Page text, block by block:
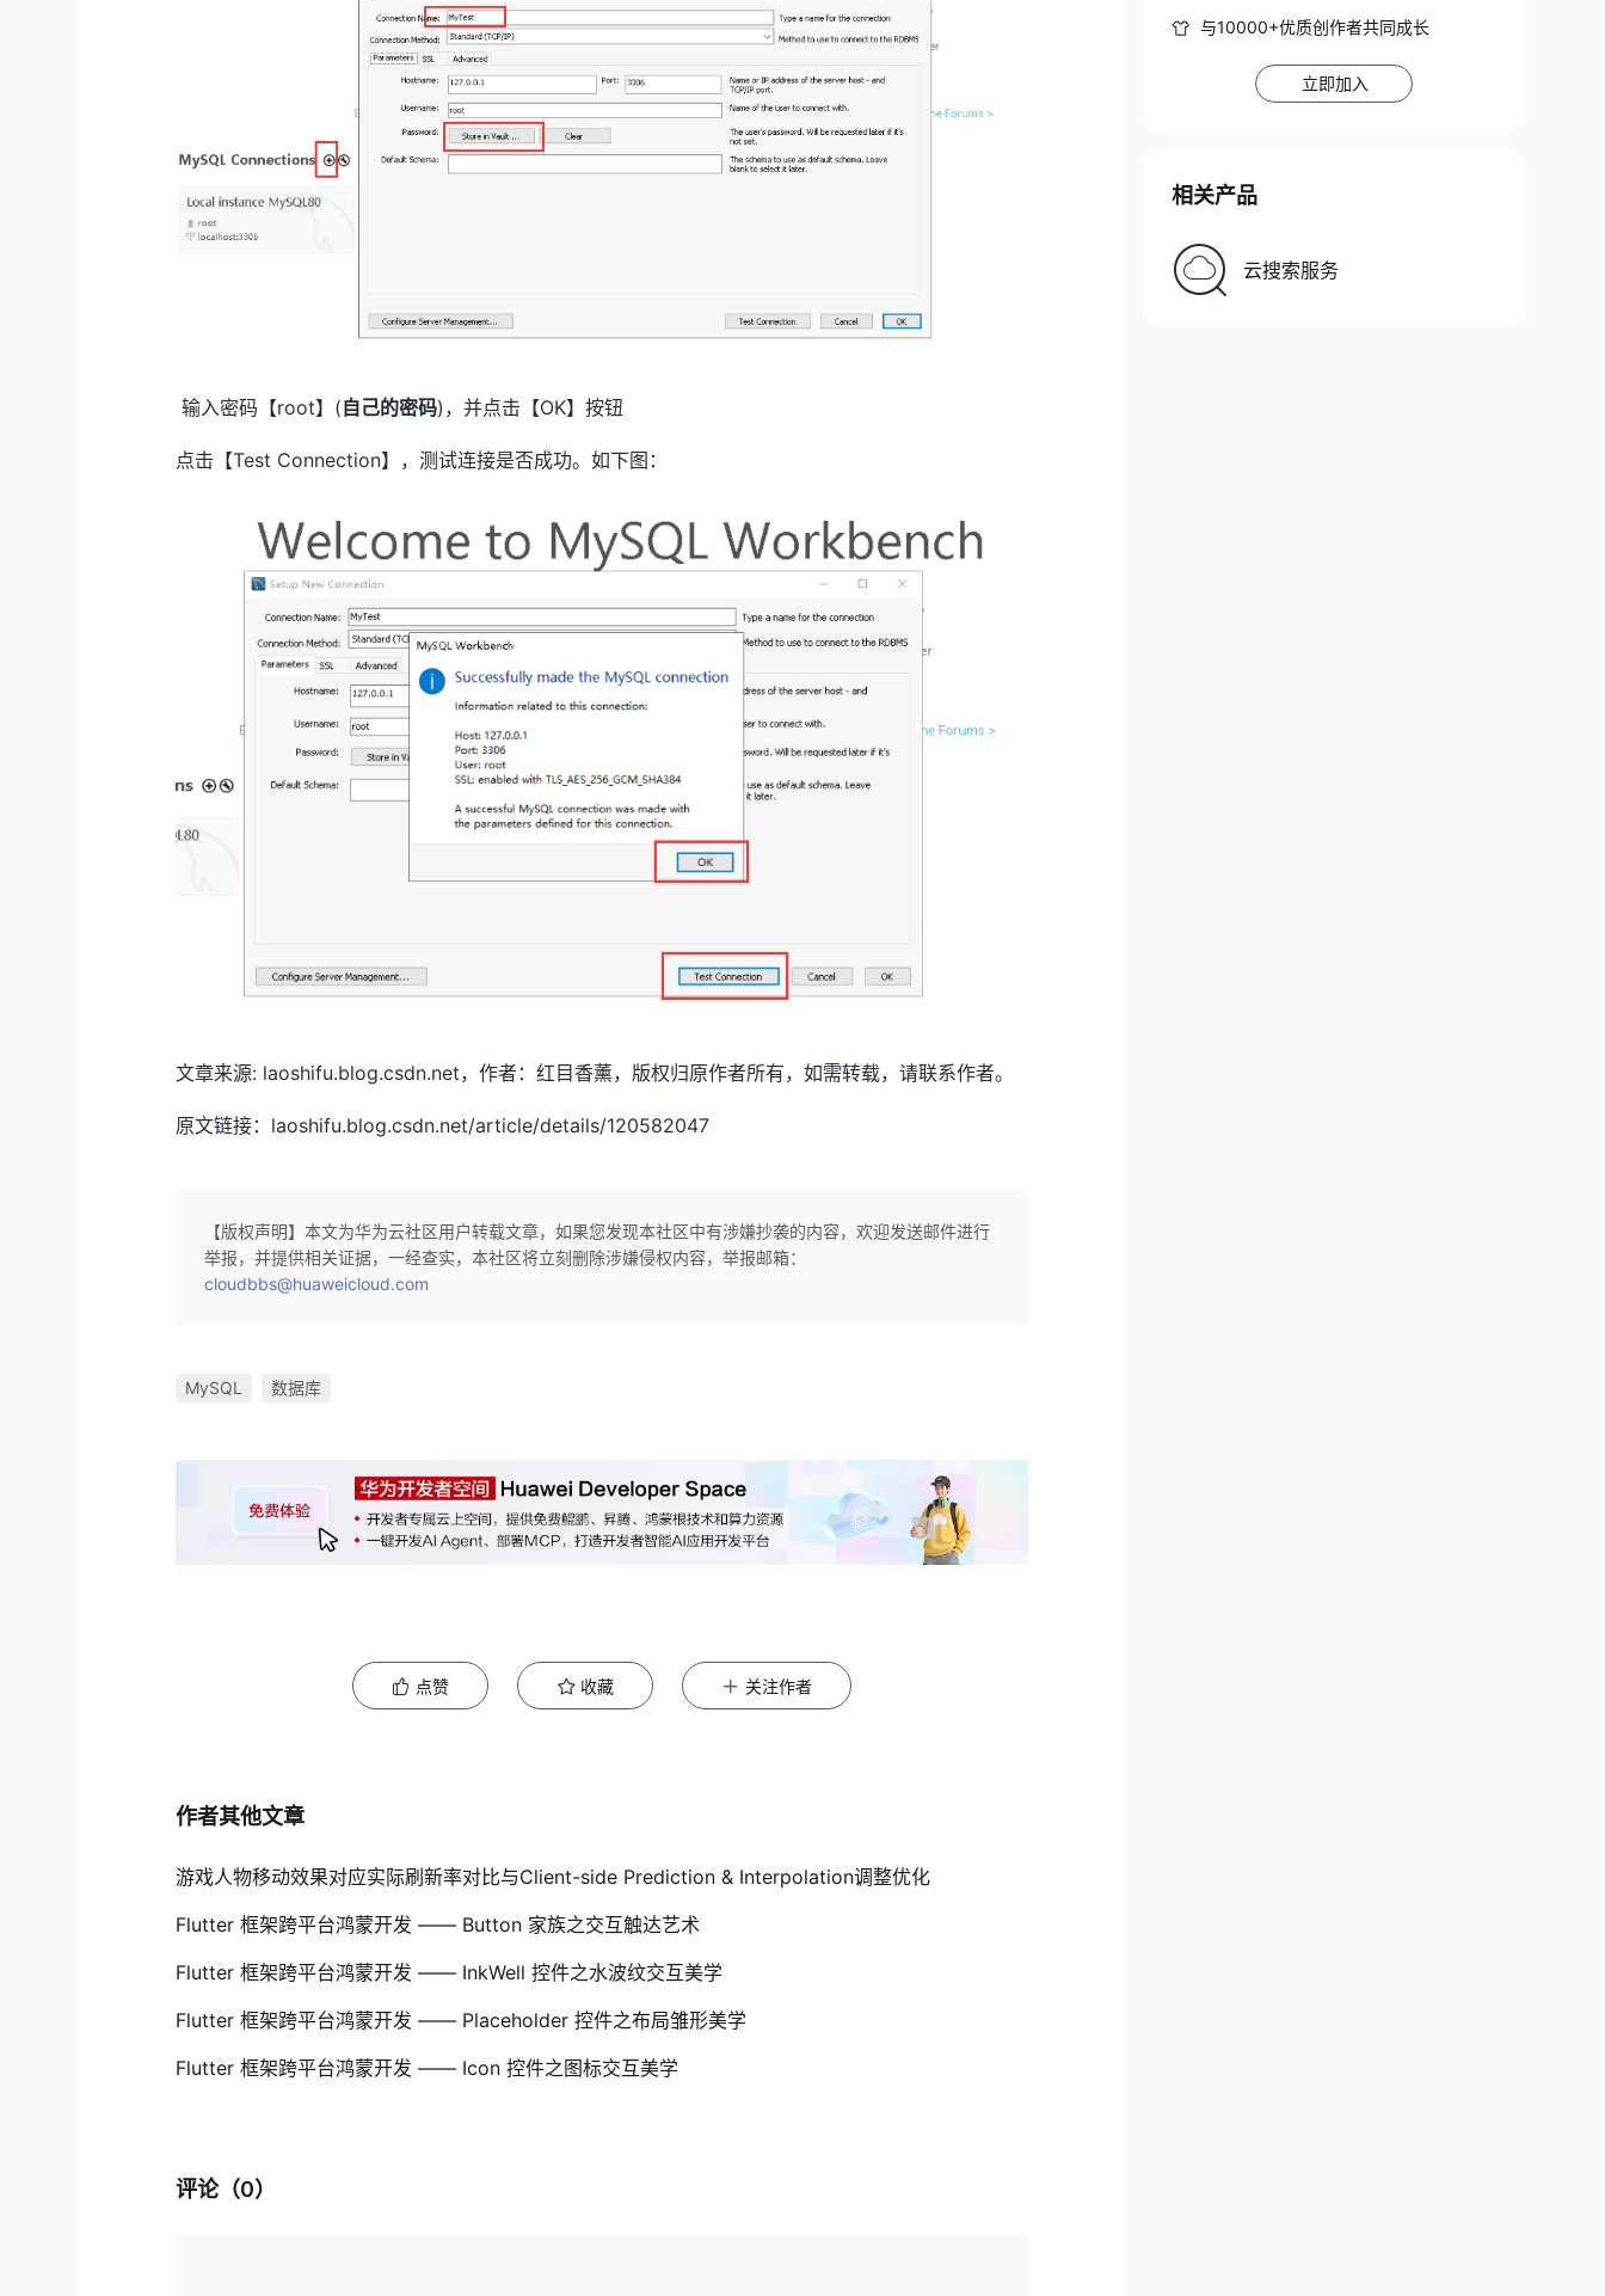
输入密码【root】(自己的密码)，并点击【OK】按钮
点击【Test Connection】，测试连接是否成功。如下图：
文章来源: laoshifu.blog.csdn.net，作者：红目香薰，版权归原作者所有，如需转载，请联系作者。
原文链接：laoshifu.blog.csdn.net/article/details/120582047
【版权声明】本文为华为云社区用户转载文章，如果您发现本社区中有涉嫌抄袭的内容，欢迎发送邮件进行
举报，并提供相关证据，一经查实，本社区将立刻删除涉嫌侵权内容，举报邮箱：
cloudbbs@huaweicloud.com
MySQL 数据库
点赞 收藏 关注作者
作者其他文章
游戏人物移动效果对应实际刷新率对比与Client-side Prediction & Interpolation调整优化
Flutter 框架跨平台鸿蒙开发 —— Button 家族之交互触达艺术
Flutter 框架跨平台鸿蒙开发 —— InkWell 控件之水波纹交互美学
Flutter 框架跨平台鸿蒙开发 —— Placeholder 控件之布局雏形美学
Flutter 框架跨平台鸿蒙开发 —— Icon 控件之图标交互美学
评论（0）
与10000+优质创作者共同成长
立即加入
相关产品
云搜索服务